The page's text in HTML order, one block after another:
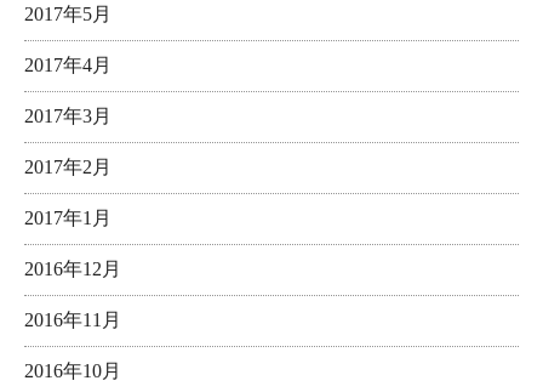
2017年5月
2017年4月
2017年3月
2017年2月
2017年1月
2016年12月
2016年11月
2016年10月